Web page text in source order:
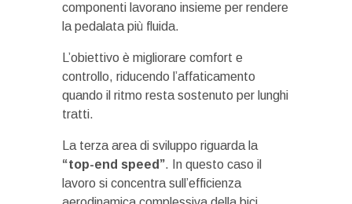
componenti lavorano insieme per rendere
la pedalata più fluida.
L’obiettivo è migliorare comfort e
controllo, riducendo l’affaticamento
quando il ritmo resta sostenuto per lunghi
tratti.
La terza area di sviluppo riguarda la
“top-end speed”. In questo caso il
lavoro si concentra sull’efficienza